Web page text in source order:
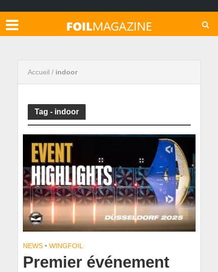
Accueil / indoor
Tag - indoor
NEWS • WINGFOIL
Premier événement